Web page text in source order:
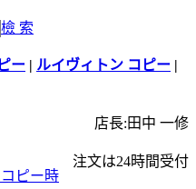
檢 索
ー | ルイヴィトン コピー |
店長:田中 一修
注文は24時間受付
ピー時